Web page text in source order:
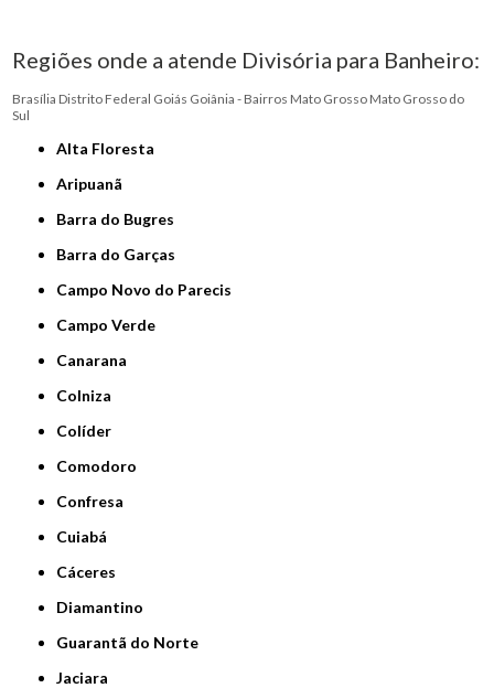
Regiões onde a atende Divisória para Banheiro:
Brasília Distrito Federal Goiás Goiânia - Bairros Mato Grosso Mato Grosso do
Sul
Alta Floresta
Aripuanã
Barra do Bugres
Barra do Garças
Campo Novo do Parecis
Campo Verde
Canarana
Colniza
Colíder
Comodoro
Confresa
Cuiabá
Cáceres
Diamantino
Guarantã do Norte
Jaciara